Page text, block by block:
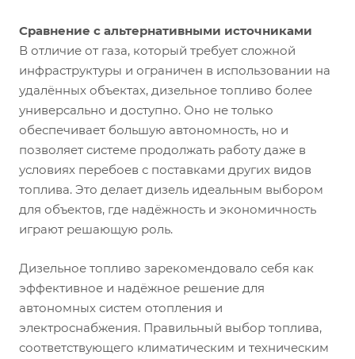
Сравнение с альтернативными источниками
В отличие от газа, который требует сложной
инфраструктуры и ограничен в использовании на
удалённых объектах, дизельное топливо более
универсально и доступно. Оно не только
обеспечивает большую автономность, но и
позволяет системе продолжать работу даже в
условиях перебоев с поставками других видов
топлива. Это делает дизель идеальным выбором
для объектов, где надёжность и экономичность
играют решающую роль.
Дизельное топливо зарекомендовало себя как
эффективное и надёжное решение для
автономных систем отопления и
электроснабжения. Правильный выбор топлива,
соответствующего климатическим и техническим